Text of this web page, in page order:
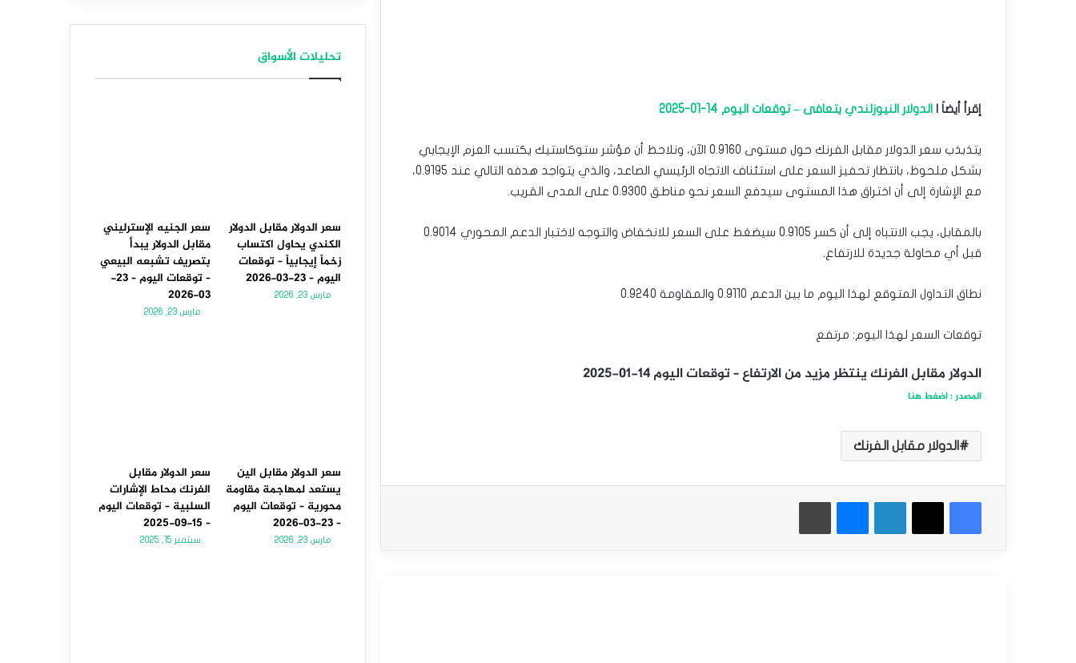
إقرأ أيضاَ | الدولار النيوزلندي يتعافى – توقعات اليوم 14-01-2025
يتذبذب سعر الدولار مقابل الفرنك حول مستوى 0.9160 الآن، ونلاحظ أن مؤشر ستوكاستيك يكتسب العزم الإيجابي
بشكل ملحوظ، بانتظار تحفيز السعر على استئناف الاتجاه الرئيسي الصاعد، والذي يتواجد هدفه التالي عند 0.9195،
مع الإشارة إلى أن اختراق هذا المستوى سيدفع السعر نحو مناطق 0.9300 على المدى القريب.
بالمقابل، يجب الانتباه إلى أن كسر 0.9105 سيضغط على السعر للانخفاض والتوجه لاختبار الدعم المحوري 0.9014
قبل أي محاولة جديدة للارتفاع.
نطاق التداول المتوقع لهذا اليوم ما بين الدعم 0.9110 والمقاومة 0.9240
توقعات السعر لهذا اليوم: مرتفع
الدولار مقابل الفرنك ينتظر مزيد من الارتفاع – توقعات اليوم 14-01-2025
المصدر : اضغط هنا
الدولار مقابل الفرنك
فيسبوك
‫X لينكدإن ماسنجر طباعة
تحليلات الأسواق
سعر الدولار مقابل الدولار
الكندي يحاول اكتساب
زخماً إيجابياً – توقعات
اليوم – 23-03-2026
مارس 23, 2026
سعر الجنيه الإسترليني
مقابل الدولار يبدأ
بتصريف تشبعه البيعي
– توقعات اليوم – 23-
03-2026
مارس 23, 2026
سعر الدولار مقابل الين
يستعد لمهاجمة مقاومة
محورية – توقعات اليوم
– 23-03-2026
مارس 23, 2026
سعر الدولار مقابل
الفرنك محاط الإشارات
السلبية – توقعات اليوم
– 15-09-2025
سبتمبر 15, 2025